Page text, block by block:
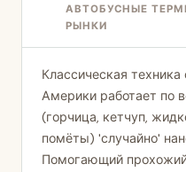
АВТОБУСНЫЕ
РЫНКИ
Классическая
Америки работает по
(горчица, кетчуп,
помёты) 'случайно'
Помогающий